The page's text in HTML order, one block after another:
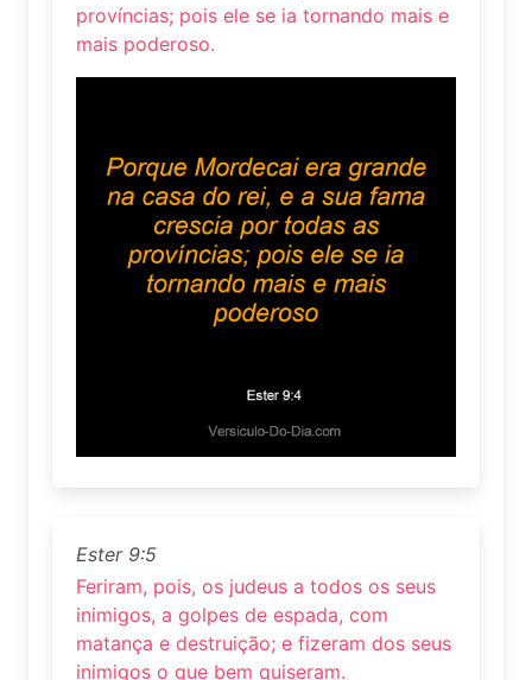
províncias; pois ele se ia tornando mais e
mais poderoso.
Ester 9:5
Feriram, pois, os judeus a todos os seus
inimigos, a golpes de espada, com
matança e destruição; e fizeram dos seus
inimigos o que bem quiseram.